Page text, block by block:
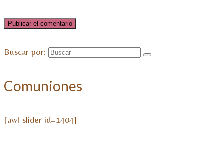
Buscar por:
Comuniones
[awl-slider id=1404]